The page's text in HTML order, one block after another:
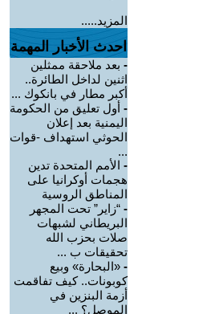
المزيد.....
احدث الأخبار المهمة
- بعد ملاحقة ممثلين
اثنين لداخل الطائرة..
أكبر مطار في بانكوك ...
- أول تعليق من الحكومة
اليمنية بعد إعلان
الحوثي استهداف -قوات
...
- الأمم المتحدة تدين
هجمات أوكرانيا على
المناطق الروسية
- “زاير” تحت المجهر
البريطاني لشبهات
صلات بحزب الله
تحقيقات ب ...
- «البحارة» وبيع
كوبونات.. كيف تفاقمت
أزمة البنزين في
الموصل؟ ...